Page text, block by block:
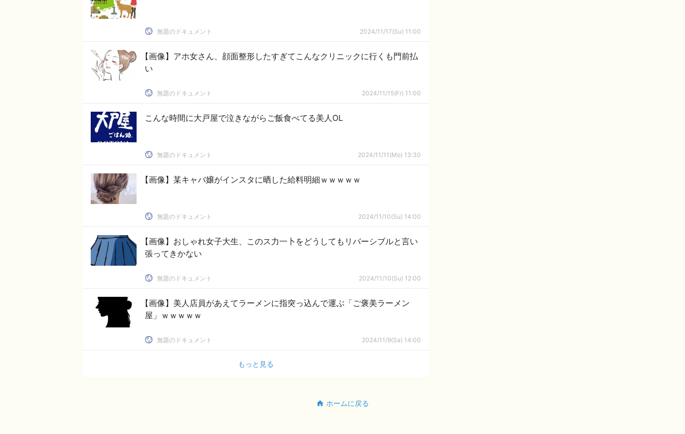
無題のドキュメント 2024/11/17(Su) 11:00
【画像】アホ女さん、顔面整形したすぎてこんなクリニックに行くも門前払
い
無題のドキュメント 2024/11/15(Fr) 11:00
こんな時間に大戸屋で泣きながらご飯食べてる美人OL
無題のドキュメント 2024/11/11(Mo) 13:30
【画像】某キャバ嬢がインスタに晒した給料明細ｗｗｗｗｗ
無題のドキュメント 2024/11/10(Su) 14:00
【画像】おしゃれ女子大生、このス力一卜をどうしてもリバーシブルと言い
張ってきかない
無題のドキュメント 2024/11/10(Su) 12:00
【画像】美人店員があえてラーメンに指突っ込んで運ぶ「ご褒美ラーメン
屋」ｗｗｗｗｗ
無題のドキュメント 2024/11/9(Sa) 14:00
もっと見る
ホームに戻る